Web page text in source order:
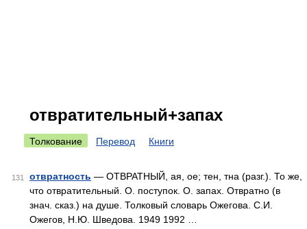
отвратительный+запах
Толкование Перевод Книги
131 отвратность — ОТВРАТНЫЙ, ая, ое; тен, тна (разг.). То же,
что отвратительный. О. поступок. О. запах. Отвратно (в
знач. сказ.) на душе. Толковый словарь Ожегова. С.И.
Ожегов, Н.Ю. Шведова. 1949 1992 …